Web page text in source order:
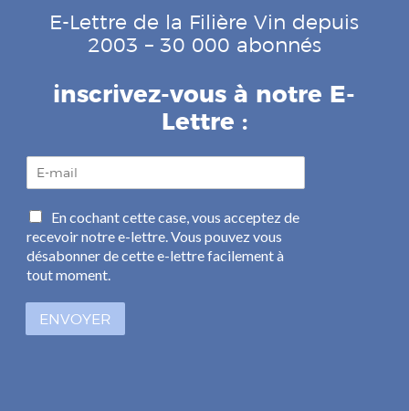
E-Lettre de la Filière Vin depuis
2003 – 30 000 abonnés
inscrivez-vous à notre E-
Lettre :
a
i
l
*
C
a
s
e
à
En cochant cette case, vous acceptez de
recevoir notre e-lettre. Vous pouvez vous
désabonner de cette e-lettre facilement à
tout moment.
ENVOYER